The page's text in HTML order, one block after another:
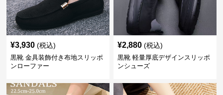
¥3,930 (税込)
黒靴 金具装飾付き布地スリッポ
ンローファー
¥2,880 (税込)
黒靴 軽量厚底デザインスリッポ
ンシューズ